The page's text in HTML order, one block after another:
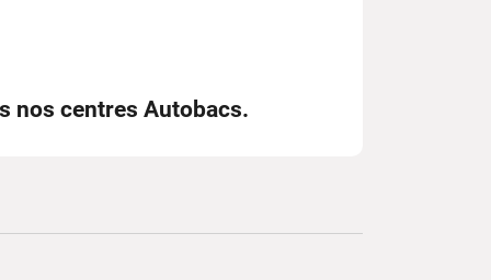
nos centres Autobacs.